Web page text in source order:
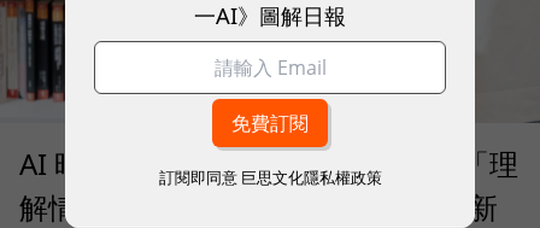
AI 時代的行動生產力：MSI 如何用「理
解情境」的 Prestige 14 Flip AI+ 重新
一AI》圖解日報
訂閱即同意 巨思文化隱私權政策